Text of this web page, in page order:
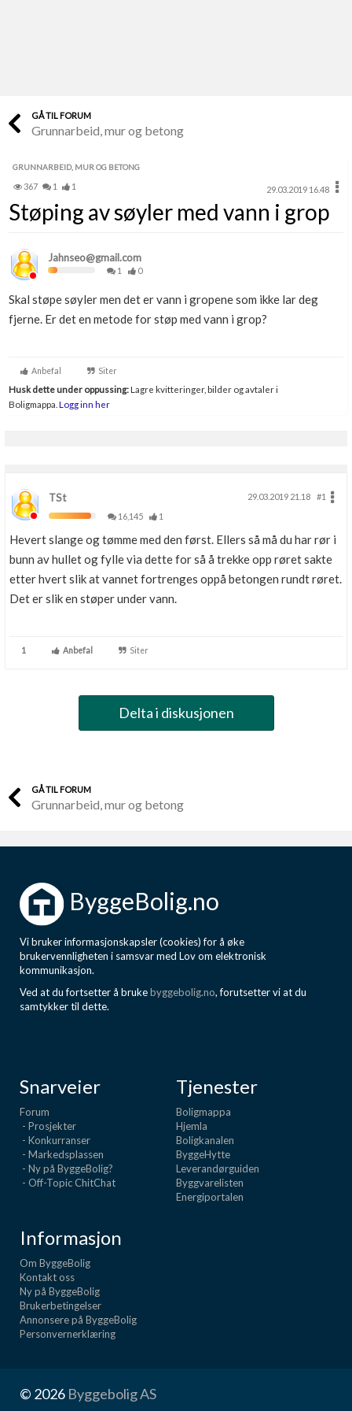
Finn håndverkere
Papirer som mangler
Skaff dokumentasjon som mangler
Kundeservice
Få svar på det du lurer på
Kom i gang med Boligmappa
Se din bolig? Klikk her
Boligmappa+
Få mer ut av Boligmappa
GÅ TIL FORUM
Grunnarbeid, mur og betong
GRUNNARBEID, MUR OG BETONG
367 1 1 29.03.2019 16.48
Støping av søyler med vann i grop
Jahnseo@gmail.com
1 0
Skal støpe søyler men det er vann i gropene som ikke lar deg
fjerne. Er det en metode for støp med vann i grop?
Anbefal Siter
Husk dette under oppussing:Lagre kvitteringer, bilder og avtaler i
Boligmappa. Logg inn her
TSt 29.03.2019 21.18
#1
16,145
1
Hevert slange og tømme med den først. Ellers så må du har rør i
bunn av hullet og fylle via dette for så å trekke opp røret sakte
etter hvert slik at vannet fortrenges oppå betongen rundt røret.
Det er slik en støper under vann.
1 Anbefal Siter
Delta i diskusjonen
GÅ TIL FORUM
Grunnarbeid, mur og betong
ByggeBolig.no
Vi bruker informasjonskapsler (cookies) for å øke
brukervennligheten i samsvar med Lov om elektronisk
kommunikasjon.
Ved at du fortsetter å brukebyggebolig.no, forutsetter vi at du
samtykker til dette.
Snarveier
Forum
- Prosjekter
- Konkurranser
- Markedsplassen
- Ny på ByggeBolig?
- Off-Topic ChitChat
Tjenester
Boligmappa
Hjemla
Boligkanalen
ByggeHytte
Leverandørguiden
Byggvarelisten
Energiportalen
Informasjon
Om ByggeBolig
Kontakt oss
Ny på ByggeBolig
Brukerbetingelser
Annonsere på ByggeBolig
Personvernerklæring
© 2026 Byggebolig AS